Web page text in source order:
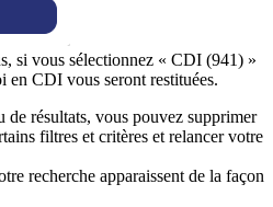
si vous sélectionnez « CDI (941) »
en CDI vous seront restituées.
de résultats, vous pouvez supprimer
filtres et critères et relancer votre
recherche apparaissent de la façon